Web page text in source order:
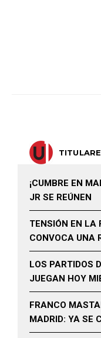
¡CUMBRE EN
JR SE REÚNEN
TENSIÓN EN LA
CONVOCA UNA
LOS PARTIDOS
JUEGAN HOY
FRANCO
MADRID: YA SE